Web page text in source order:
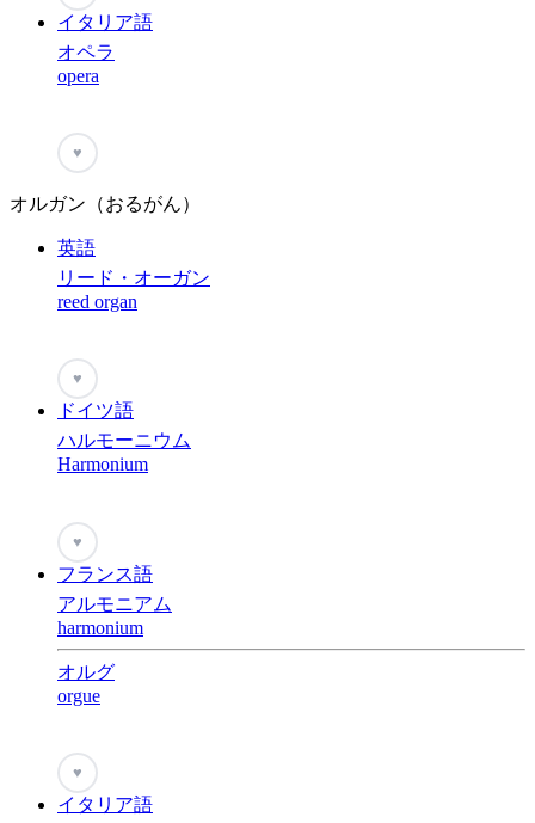
イタリア語
オペラ
opera
♥
オルガン（おるがん）
英語
リード・オーガン
reed organ
♥
ドイツ語
ハルモーニウム
Harmonium
♥
フランス語
アルモニアム
harmonium
オルグ
orgue
♥
イタリア語